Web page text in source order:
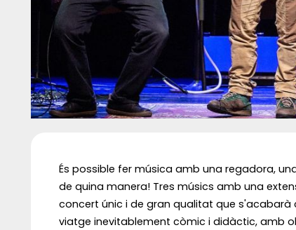
És possible fer música amb una regadora,
de quina manera! Tres músics amb una
concert únic i de gran qualitat que s'acabarà
viatge inevitablement còmic i didàctic, amb